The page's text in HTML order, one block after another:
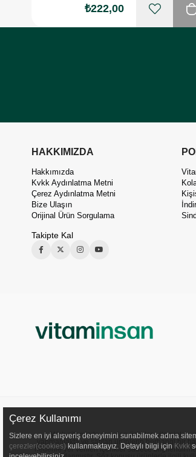
₺222,00
HAKKIMIZDA
Hakkımızda
Kvkk Aydınlatma Metni
Çerez Aydınlatma Metni
Bize Ulaşın
Orijinal Ürün Sorgulama
Takipte Kal
Web sitemizde sunulan ürünler, vitaminler
yapmamakta ve satılan ürünlerin herhangi bir
nedenle yer verilen içerikler sadece bilgilendirme
Çerez Kullanımı
Sizlere en iyi alışveriş deneyimini sunabilmek adına
çerezler(cookies) kullanmaktayız. Detaylı bilgi için Kvkk